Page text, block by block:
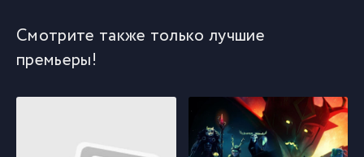
Смотрите также только лучшие
премьеры!